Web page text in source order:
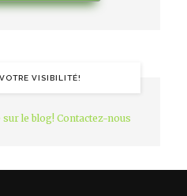
VISIBILITÉ!